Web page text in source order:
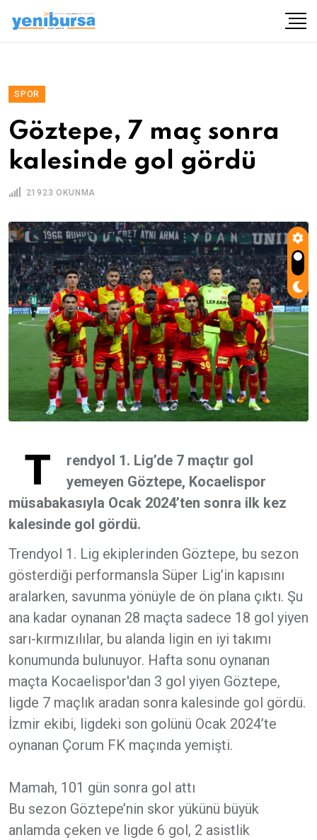
SPOR
Göztepe, 7 maç sonra
kalesinde gol gördü
21923 OKUNMA
T
rendyol 1. Lig’de 7 maçtır gol
yemeyen Göztepe, Kocaelispor
müsabakasıyla Ocak 2024’ten sonra ilk kez
kalesinde gol gördü.
Trendyol 1. Lig ekiplerinden Göztepe, bu sezon
gösterdiği performansla Süper Lig’in kapısını
aralarken, savunma yönüyle de ön plana çıktı. Şu
ana kadar oynanan 28 maçta sadece 18 gol yiyen
sarı-kırmızılılar, bu alanda ligin en iyi takımı
konumunda bulunuyor. Hafta sonu oynanan
maçta Kocaelispor'dan 3 gol yiyen Göztepe,
ligde 7 maçlık aradan sonra kalesinde gol gördü.
İzmir ekibi, ligdeki son golünü Ocak 2024’te
oynanan Çorum FK maçında yemişti.
Mamah, 101 gün sonra gol attı
Bu sezon Göztepe’nin skor yükünü büyük
anlamda çeken ve ligde 6 gol, 2 asistlik